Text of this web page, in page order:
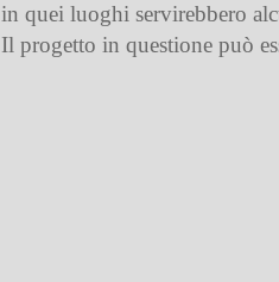
in quei luoghi servirebbero
Il progetto in questione può